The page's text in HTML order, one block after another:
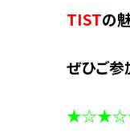
TISTの
ぜひご参